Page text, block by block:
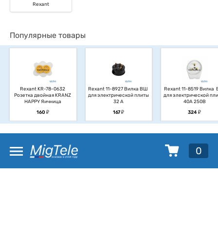
Rexant
Популярные товары
Rexant KR-78-0632
Розетка двойная KRANZ
HAPPY Яичница
160у
Rexant 11-8927 Вилка ВШ
для электрической плиты
32 А
167у
Rexant 11-8519 Вилка
для электрической
40А 250В
324у
0